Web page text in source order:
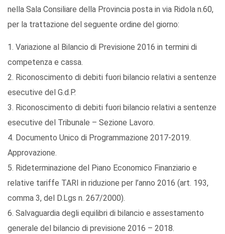
nella Sala Consiliare della Provincia posta in via Ridola n.60,
per la trattazione del seguente ordine del giorno:
1. Variazione al Bilancio di Previsione 2016 in termini di
competenza e cassa.
2. Riconoscimento di debiti fuori bilancio relativi a sentenze
esecutive del G.d.P.
3. Riconoscimento di debiti fuori bilancio relativi a sentenze
esecutive del Tribunale – Sezione Lavoro.
4. Documento Unico di Programmazione 2017-2019.
Approvazione.
5. Rideterminazione del Piano Economico Finanziario e
relative tariffe TARI in riduzione per l’anno 2016 (art. 193,
comma 3, del D.Lgs n. 267/2000).
6. Salvaguardia degli equilibri di bilancio e assestamento
generale del bilancio di previsione 2016 – 2018.